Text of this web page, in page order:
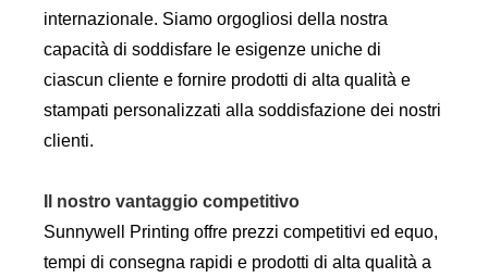
internazionale. Siamo orgogliosi della nostra
capacità di soddisfare le esigenze uniche di
ciascun cliente e fornire prodotti di alta qualità e
stampati personalizzati alla soddisfazione dei nostri
clienti.
Il nostro vantaggio competitivo
Sunnywell Printing offre prezzi competitivi ed equo,
tempi di consegna rapidi e prodotti di alta qualità a